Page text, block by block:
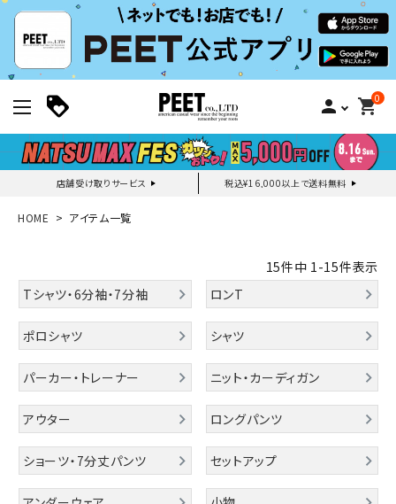
person 0
shopping_cart
店舗受け取りサービス 税込¥16,000以上で送料無料
新規会員登録｜ログイン
search
詳しい条件から探す
HOME アイテム一覧
15件中 1-15件表示
Tシャツ・6分袖・7分袖
ロンT
ポロシャツ シャツ
パーカー・トレーナー ニット・カーディガン
アウター ロングパンツ
ショーツ・7分丈パンツ セットアップ